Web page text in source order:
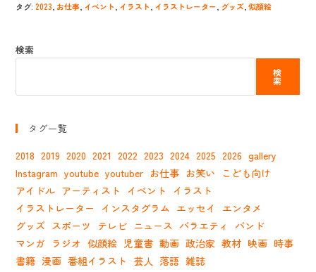
タグ:2023, お仕事, イベント, イラスト, イラストレーター, グッズ, 似顔絵
検索
検
索
タグ一覧
2018 2019 2020 2021 2022 2023 2024 2025 2026 gallery
Instagram youtube youtuber お仕事 お笑い こども向け
アイドル アーティスト イベント
イラスト
イラストレーター
インスタグラム エッセイ
エンタメ
グッズ スポーツ テレビ ニュース バラエティ
バンド
マンガ ラジオ 似顔絵 児童書 動画 政治家 教材 映画 時事
書籍 漫画 番組イラスト 芸人 落語 雑誌